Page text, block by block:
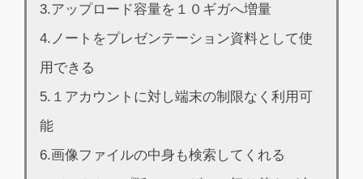
3.アップロード容量を１０ギガへ増量
4.ノートをプレゼンテーション資料として使
用できる
5.１アカウントに対し端末の制限なく利用可
能
6.画像ファイルの中身も検索してくれる